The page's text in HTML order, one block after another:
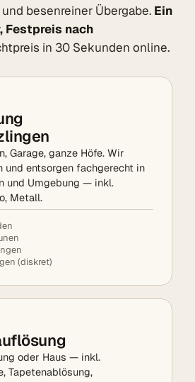
besenreiner Übergabe. Ein
Festpreis nach
in 30 Sekunden online.
Garage, ganze Höfe. Wir
und entsorgen fachgerecht in
und Umgebung — inkl.
Metall.
(diskret)
oder Haus — inkl.
Tapetenablösung,